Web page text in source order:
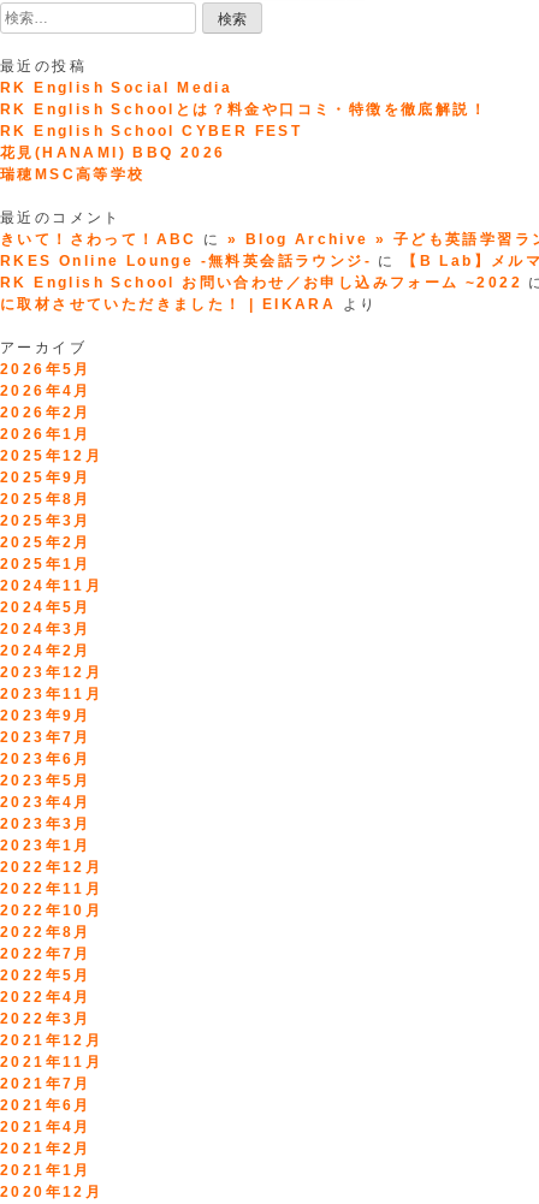
検
索:
最近の投稿
RK English Social Media
RK English Schoolとは？料金や口コミ・特徴を徹底解説！
RK English School CYBER FEST
花見(HANAMI) BBQ 2026
瑞穂MSC高等学校
最近のコメント
きいて！さわって！ABC
に» Blog Archive » 子ども英語学習ラ
RKES Online Lounge -無料英会話ラウンジ- に
【B Lab】メ
RK English School お問い合わせ／お申し込みフォーム ~2022
に取材させていただきました！ | EIKARA
より
アーカイブ
2026年5月
2026年4月
2026年2月
2026年1月
2025年12月
2025年9月
2025年8月
2025年3月
2025年2月
2025年1月
2024年11月
2024年5月
2024年3月
2024年2月
2023年12月
2023年11月
2023年9月
2023年7月
2023年6月
2023年5月
2023年4月
2023年3月
2023年1月
2022年12月
2022年11月
2022年10月
2022年8月
2022年7月
2022年5月
2022年4月
2022年3月
2021年12月
2021年11月
2021年7月
2021年6月
2021年4月
2021年2月
2021年1月
2020年12月